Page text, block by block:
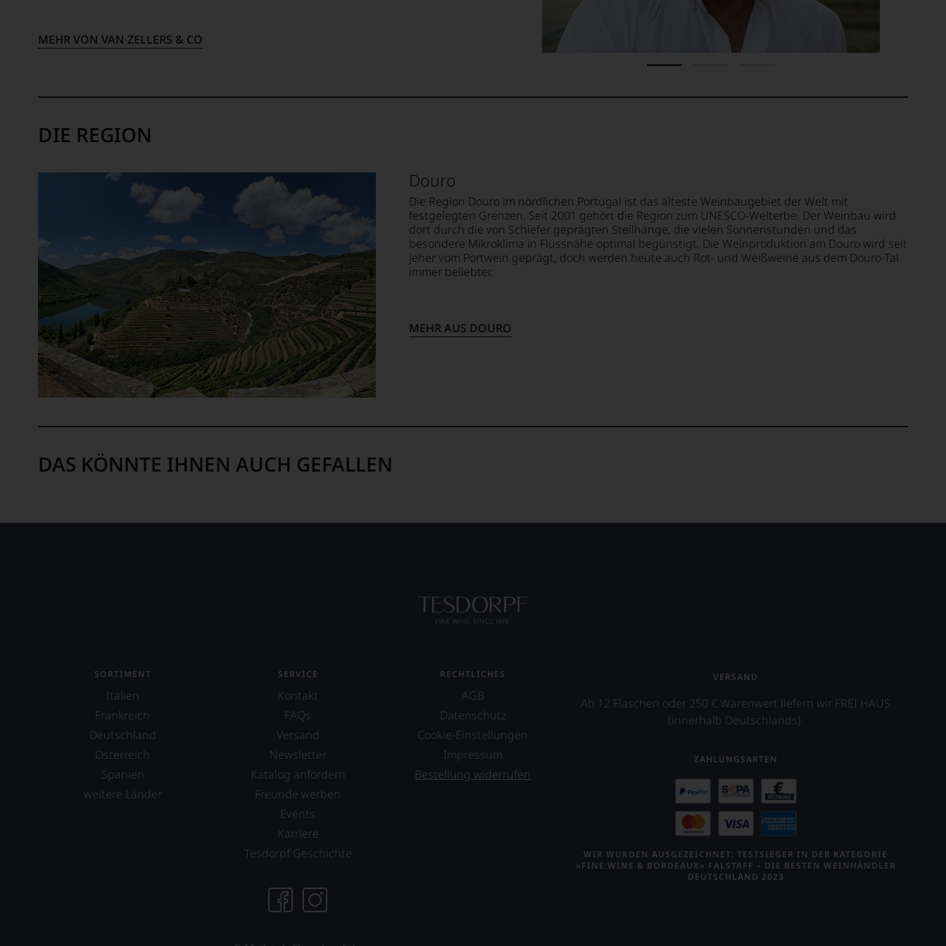
MEHR VON VAN ZELLERS & CO
DIE REGION
Douro
Die Region Douro im nördlichen Portugal ist das älteste Weinbaugebiet der Welt mit
festgelegten Grenzen. Seit 2001 gehört die Region zum UNESCO-Welterbe. Der Weinbau wird
dort durch die von Schiefer geprägten Steilhänge, die vielen Sonnenstunden und das
besondere Mikroklima in Flussnähe optimal begünstigt. Die Weinproduktion am Douro wird seit
jeher vom Portwein geprägt, doch werden heute auch Rot- und Weißweine aus dem Douro-Tal
immer beliebter.
MEHR AUS DOURO
DAS KÖNNTE IHNEN AUCH GEFALLEN
SORTIMENT
Italien
Frankreich
Deutschland
Österreich
Spanien
weitere Länder
SERVICE
Kontakt
FAQs
Versand
Newsletter
Katalog anfordern
Freunde werben
Events
Karriere
Tesdorpf Geschichte
RECHTLICHES
AGB
Datenschutz
Cookie-Einstellungen
Impressum
Bestellung widerrufen
VERSAND
Ab 12 Flaschen oder 250 € Warenwert liefern wir FREI HAUS
(innerhalb Deutschlands).
ZAHLUNGSARTEN
WIR WURDEN AUSGEZEICHNET: TESTSIEGER IN DER KATEGORIE
»FINE WINE & BORDEAUX« FALSTAFF – DIE BESTEN WEINHÄNDLER
DEUTSCHLAND 2023